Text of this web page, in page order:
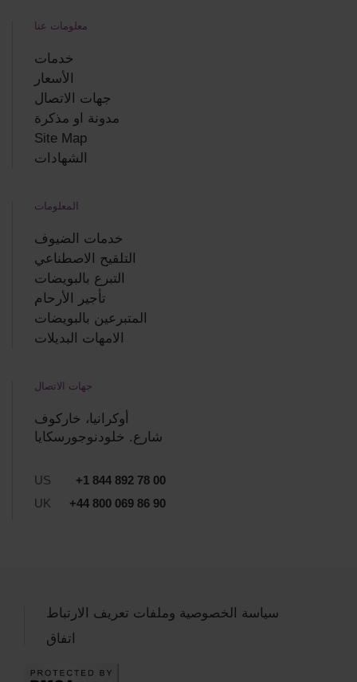
معلومات عنا
خدمات
الأسعار
جهات الاتصال
مدونة او مذكرة
Site Map
الشهادات
المعلومات
خدمات الضيوف
التلقيح الاصطناعي
التبرع بالبويضات
تأجير الأرحام
المتبرعين بالبويضات
الامهات البديلات
جهات الاتصال
أوكرانيا، خاركوف
شارع. خلودنوجورسكايا
US
+1 844 892 78 00
UK
+44 800 069 86 90
سياسة الخصوصية وملفات تعريف الارتباط
اتفاق